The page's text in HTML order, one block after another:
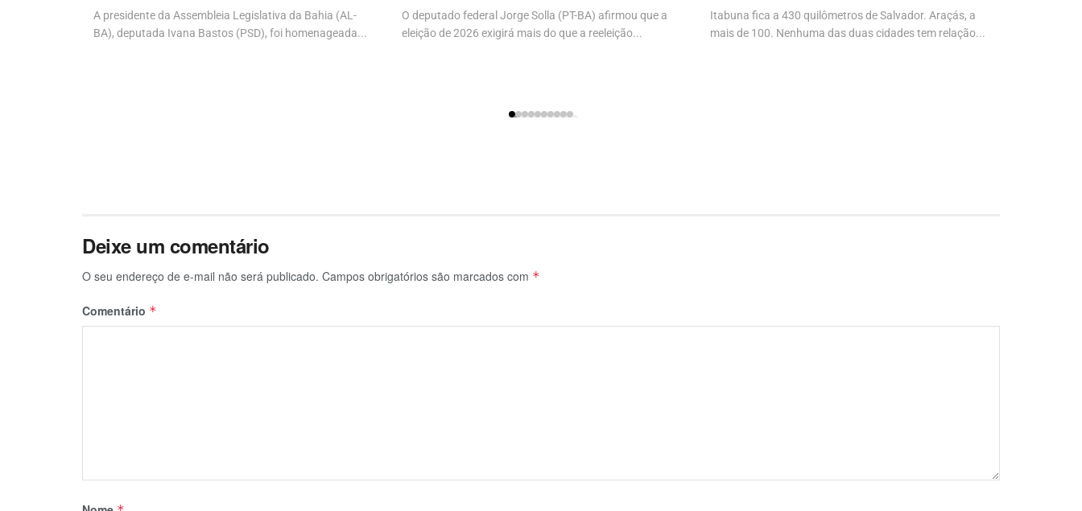
A presidente da Assembleia Legislativa da Bahia (AL-
BA), deputada Ivana Bastos (PSD), foi homenageada...
O deputado federal Jorge Solla (PT-BA) afirmou que a
eleição de 2026 exigirá mais do que a reeleição...
Itabuna fica a 430 quilômetros de Salvador. Araçás, a
mais de 100. Nenhuma das duas cidades tem relação...
Deixe um comentário
O seu endereço de e-mail não será publicado. Campos obrigatórios são marcados com *
Comentário *